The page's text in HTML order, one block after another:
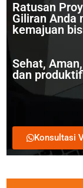
Ratusan
Giliran Anda
kemajuan
Sehat,
dan
Konsultasi